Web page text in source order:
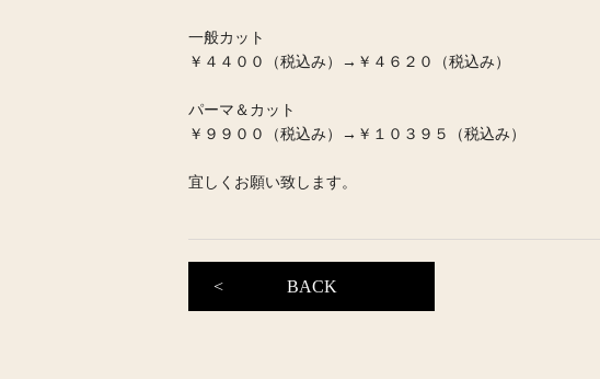
一般カット
￥４４００（税込み）→￥４６２０（税込み）
パーマ＆カット
￥９９００（税込み）→￥１０３９５（税込み）
宜しくお願い致します。
BACK